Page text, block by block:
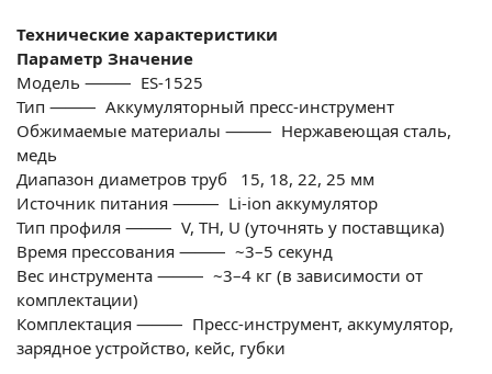
Технические характеристики
Параметр Значение
Модель ⸻ ES-1525
Тип ⸻ Аккумуляторный пресс-инструмент
Обжимаемые материалы ⸻ Нержавеющая сталь,
медь
Диапазон диаметров труб
15, 18, 22, 25 мм
Источник питания ⸻ Li-ion аккумулятор
Тип профиля ⸻ V, TH, U (уточнять у поставщика)
Время прессования ⸻ ~3–5 секунд
Вес инструмента ⸻ ~3–4 кг (в зависимости от
комплектации)
Комплектация ⸻ Пресс-инструмент, аккумулятор,
зарядное устройство, кейс, губки